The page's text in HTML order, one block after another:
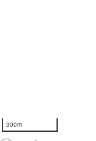
300m